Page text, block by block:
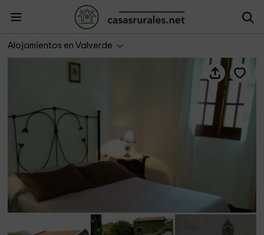
Alojamientos en Valverde
Casa rural El Mocanal